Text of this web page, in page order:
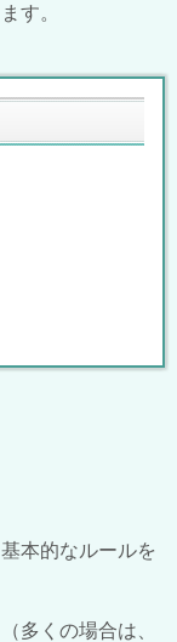
す。
本的なルールを
多くの場合は、